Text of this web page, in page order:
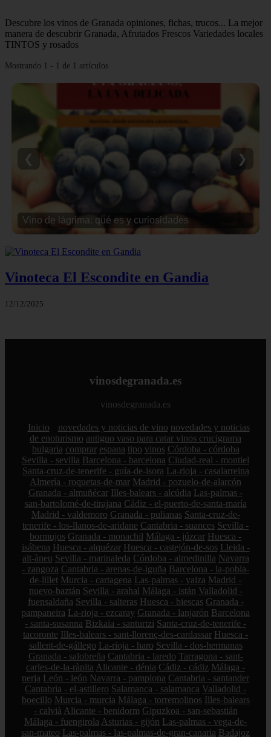
Descubre los vinos de Granada opiniones, fichas, trucos... La mejor
manera de descubrir Granada, Afrutados Frescos Variedades locales
TINTOS y rosados
Mostrando 1 - 1 de 1 artículos
Vino de lágrima: qué es y curiosidades
❮ ❯
Vinoteca El Escondite en Gandia
12/12/2025
vinosdegranada.es
vinosdegranada.es
Inicio novedades y noticias de vino novedades y noticias
de enoturismo antiguo vaso para catar vinos crucigrama
bulgaria comprar espana tipo vinos Córdoba - córdoba
Sevilla - sevilla Barcelona - barcelona Ciudad-real - montiel
Santa-cruz-de-tenerife - guía-de-isora La-rioja - casalarreina
Almería - roquetas-de-mar Madrid - pozuelo-de-alarcón
Granada - almuñécar Illes-balears - alcúdia Las-palmas -
san-bartolomé-de-tirajana Cádiz - el-puerto-de-santa-maría
Madrid - valdemoro Granada - pulianas Santa-cruz-de-
tenerife - los-llanos-de-aridane Cantabria - suances Sevilla -
bormujos Granada - monachil Málaga - júzcar Huesca -
isábena Huesca - alquézar Huesca - castejón-de-sos Lleida -
alt-àneu Sevilla - marinaleda Córdoba - almedinilla Navarra
- zangoza Cantabria - arenas-de-iguña Barcelona - la-pobla-
de-lillet Murcia - cartagena Las-palmas - yaiza Madrid -
nuevo-baztán Sevilla - arahal Málaga - istán Valladolid -
fuensaldaña Sevilla - salteras Huesca - biescas Granada -
pampaneira La-rioja - ezcaray Granada - lanjarón Barcelona
- santa-susanna Bizkaia - santurtzi Santa-cruz-de-tenerife -
tacoronte Illes-balears - sant-llorenç-des-cardassar Huesca -
sallent-de-gállego La-rioja - haro Sevilla - dos-hermanas
Granada - salobreña Cantabria - laredo Tarragona - sant-
carles-de-la-ràpita Alicante - dénia Cádiz - cádiz Málaga -
nerja León - león Navarra - pamplona Cantabria - santander
Cantabria - el-astillero Salamanca - salamanca Valladolid -
boecillo Murcia - murcia Málaga - torremolinos Illes-balears
- calvià Alicante - benidorm Gipuzkoa - san-sebastián
Málaga - fuengirola Asturias - gijón Las-palmas - vega-de-
san-mateo Las-palmas - las-palmas-de-gran-canaria Badajoz